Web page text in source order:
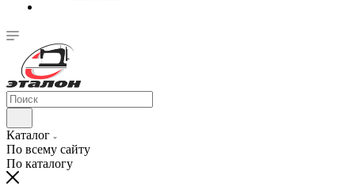
Каталог
По всему сайту
По каталогу